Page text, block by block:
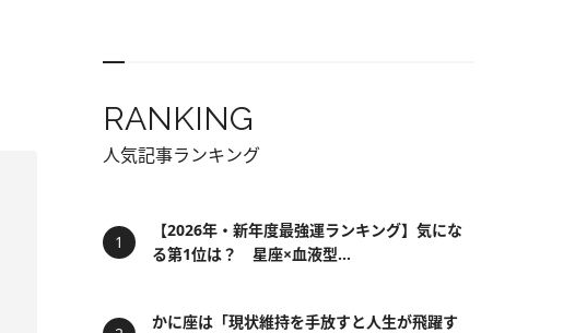
RANKING
人気記事ランキング
【2026年・新年度最強運ランキング】気にな
る第1位は？ 星座×血液型...
かに座は「現状維持を手放すと人生が飛躍す